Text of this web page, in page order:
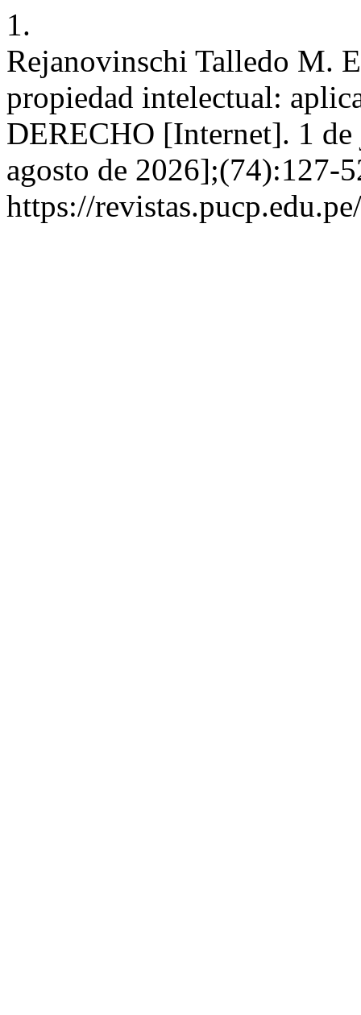
1.
Rejanovinschi Talledo M.
propiedad intelectual:
DERECHO [Internet]. 1
agosto de 2026];(74):127-
https://